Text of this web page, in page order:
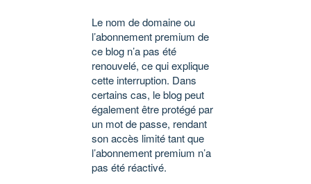
Le nom de domaine ou
l’abonnement premium de
ce blog n’a pas été
renouvelé, ce qui explique
cette interruption. Dans
certains cas, le blog peut
également être protégé par
un mot de passe, rendant
son accès limité tant que
l’abonnement premium n’a
pas été réactivé.